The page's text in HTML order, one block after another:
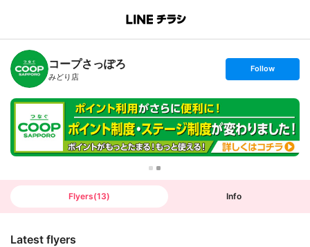
B
n
c
h
T
コープさっぽろ
みどり店
s
t
o
o
w
Follow
Flyers(13) Info
Latest flyers